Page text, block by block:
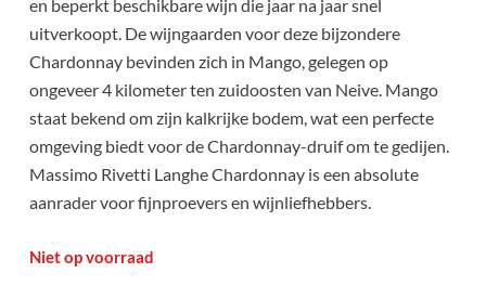
en beperkt beschikbare wijn die jaar na jaar snel
uitverkoopt. De wijngaarden voor deze bijzondere
Chardonnay bevinden zich in Mango, gelegen op
ongeveer 4 kilometer ten zuidoosten van Neive. Mango
staat bekend om zijn kalkrijke bodem, wat een perfecte
omgeving biedt voor de Chardonnay-druif om te gedijen.
Massimo Rivetti Langhe Chardonnay is een absolute
aanrader voor fijnproevers en wijnliefhebbers.
Niet op voorraad